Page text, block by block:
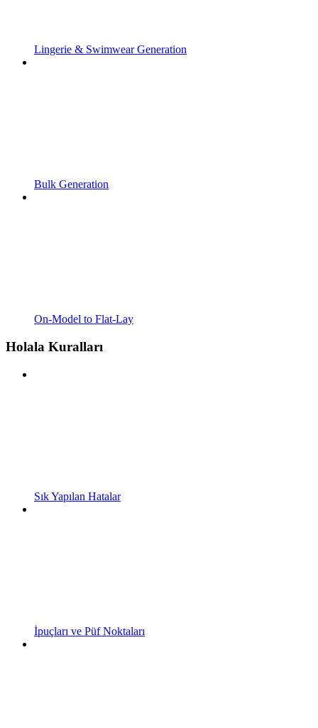
Lingerie & Swimwear Generation
Bulk Generation
On-Model to Flat-Lay
Holala Kuralları
Sık Yapılan Hatalar
İpuçları ve Püf Noktaları